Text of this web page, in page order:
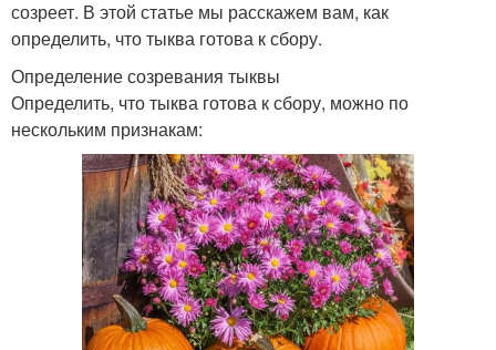
созреет. В этой статье мы расскажем вам, как
определить, что тыква готова к сбору.
Определение созревания тыквы
Определить, что тыква готова к сбору, можно по
нескольким признакам: